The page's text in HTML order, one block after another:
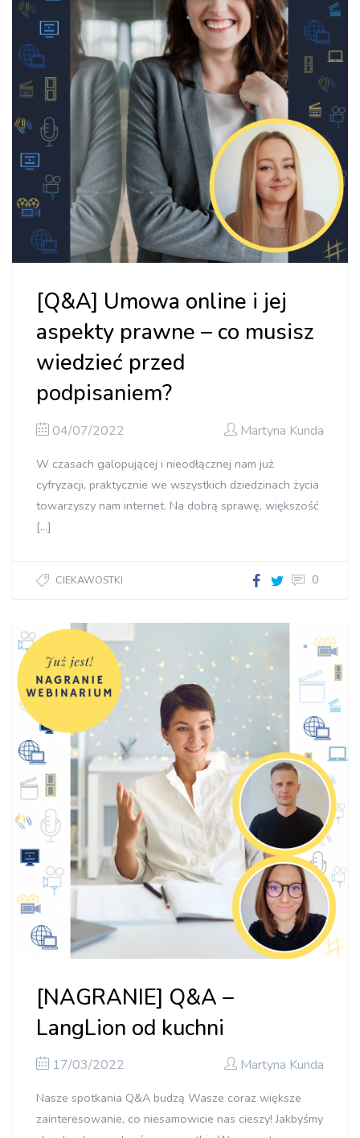
Chmielewskiego"]
[Q&A] Umowa online i jej
aspekty prawne – co musisz
wiedzieć przed
podpisaniem?
04/07/2022 Martyna Kunda
W czasach galopującej i nieodłącznej nam już
cyfryzacji, praktycznie we wszystkich dziedzinach życia
towarzyszy nam internet. Na dobrą sprawę, większość
[…]
CIEKAWOSTKI
online i
aspekty
prawne –
musisz
wiedzieć
przed
podpisaniem?"]
0
[NAGRANIE] Q&A –
LangLion od kuchni
17/03/2022 Martyna Kunda
Nasze spotkania Q&A budzą Wasze coraz większe
zainteresowanie, co niesamowicie nas cieszy! Jakbyśmy